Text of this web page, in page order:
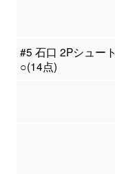
#5 石口 2Pシュート
○(14点)